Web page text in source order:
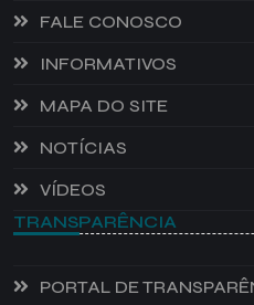
FALE CONOSCO
INFORMATIVOS
MAPA DO SITE
NOTÍCIAS
VÍDEOS
TRANSPARÊNCIA
PORTAL DE